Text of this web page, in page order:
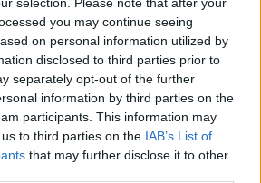
you may continue seeing
on personal information utilized by
disclosed to third parties prior to
separately opt-out of the further
information by third parties on the
participants. This information may
to third parties on the IAB’s List of
that may further disclose it to other